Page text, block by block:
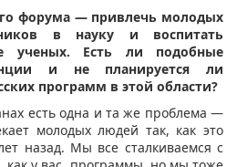
форума — привлечь молодых
в науку и воспитать
ученых. Есть ли подобные
и не планируется ли
программ в этой области?
есть одна и та же проблема —
молодых людей так, как это
назад. Мы все сталкиваемся с